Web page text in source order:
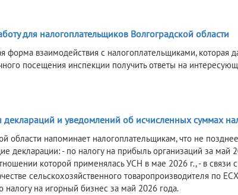
для налогоплательщиков Волгоградской области
взаимодействия с налогоплательщиками, которая
посещения инспекции получить ответы на
деклараций и уведомлений об исчисленных суммах
области напоминает налогоплательщикам, что не
декларации: - по налогу на прибыль организаций за май
которой применялась УСН в мае 2026 г., - в связи
сельскохозяйственного товаропроизводителя по
налогу на игорный бизнес за май 2026 года.